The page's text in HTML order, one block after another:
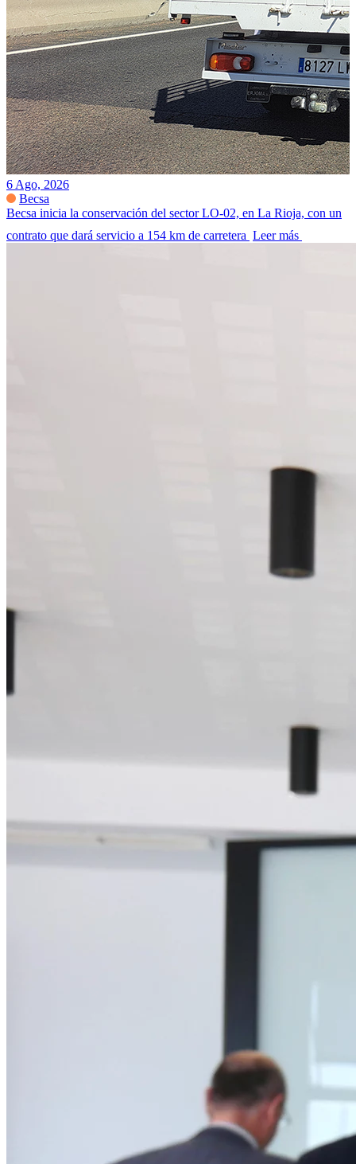
6 Ago, 2026
Becsa
Becsa inicia la conservación del sector LO-02, en La Rioja, con un
contrato que dará servicio a 154 km de carretera Leer más